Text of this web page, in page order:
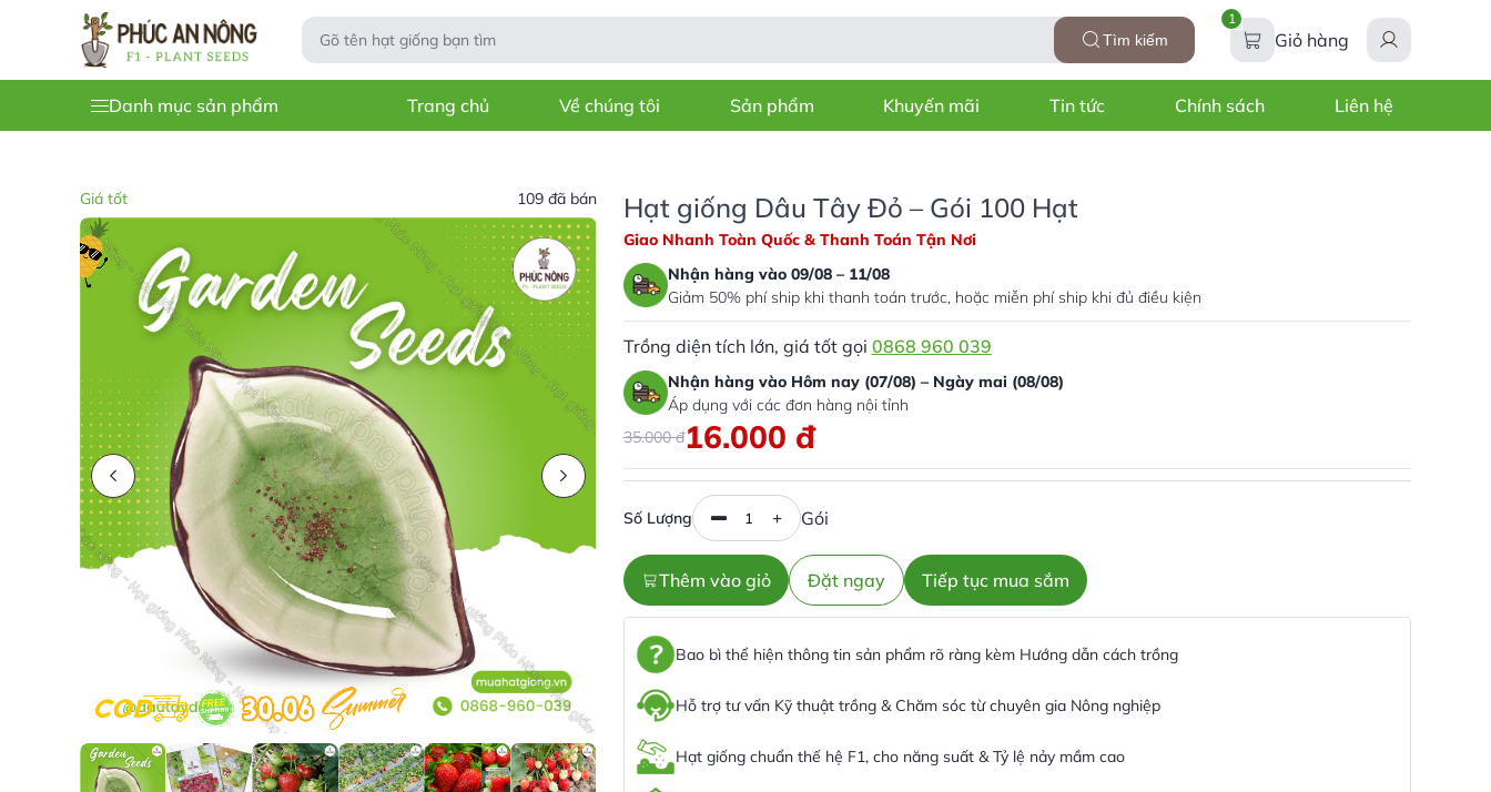
Tìm kiếm
1
Giỏ hàng
Danh mục sản phẩm Trang chủ Về chúng tôi Sản phẩm Khuyến mãi Tin tức Chính sách Liên hệ
Giá tốt 109 đã bán Hạt giống Dâu Tây Đỏ – Gói 100 Hạt
Giao Nhanh Toàn Quốc & Thanh Toán Tận Nơi
Nhận hàng vào 09/08 – 11/08
Giảm 50% phí ship khi thanh toán trước, hoặc miễn phí ship khi đủ điều kiện
Trồng diện tích lớn, giá tốt gọi 0868 960 039
Nhận hàng vào Hôm nay (07/08) – Ngày mai (08/08)
Áp dụng với các đơn hàng nội tỉnh
35.000đ16.000 đ
Số Lượng Gói
Thêm vào giỏ Đặt ngay Tiếp tục mua sắm
Bao bì thể hiện thông tin sản phẩm rõ ràng kèm Hướng dẫn cách trồng
Hỗ trợ tư vấn Kỹ thuật trồng & Chăm sóc từ chuyên gia Nông nghiệp
Hạt giống chuẩn thế hệ F1, cho năng suất & Tỷ lệ nảy mầm cao